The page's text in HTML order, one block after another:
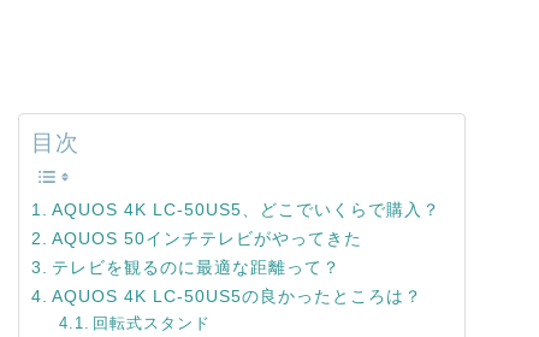
目次
AQUOS 4K LC-50US5、どこでいくらで購入？
AQUOS 50インチテレビがやってきた
テレビを観るのに最適な距離って？
AQUOS 4K LC-50US5の良かったところは？
回転式スタンド